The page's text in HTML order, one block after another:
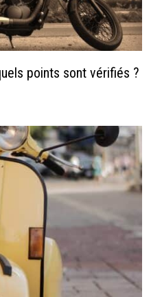
points sont vérifiés ?